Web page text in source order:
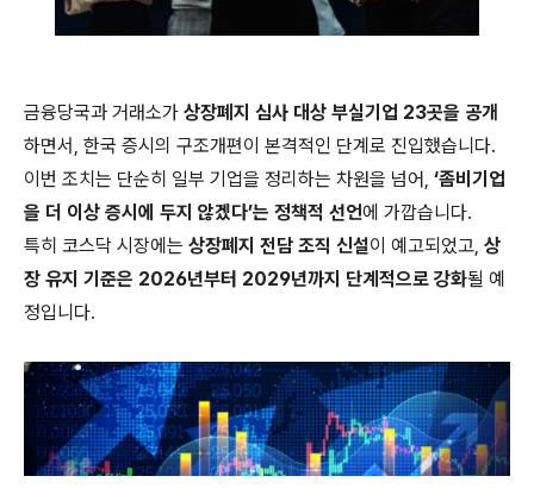
금융당국과 거래소가 상장폐지 심사 대상 부실기업 23곳을 공개
하면서, 한국 증시의 구조개편이 본격적인 단계로 진입했습니다.
이번 조치는 단순히 일부 기업을 정리하는 차원을 넘어, ‘좀비기업
을 더 이상 증시에 두지 않겠다’는 정책적 선언에 가깝습니다.
특히 코스닥 시장에는 상장폐지 전담 조직 신설이 예고되었고, 상
장 유지 기준은 2026년부터 2029년까지 단계적으로 강화될 예
정입니다.